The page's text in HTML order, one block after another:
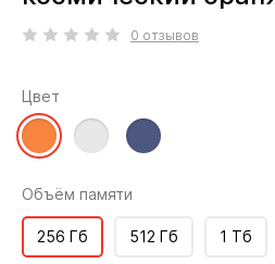
0 отзывов
Цвет
Объём памяти
256 Гб 512 Гб 1 Тб